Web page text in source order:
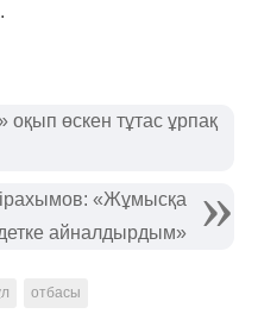
өскен тұтас ұрпақ
«Жұмысқа
айналдырдым»
отбасы